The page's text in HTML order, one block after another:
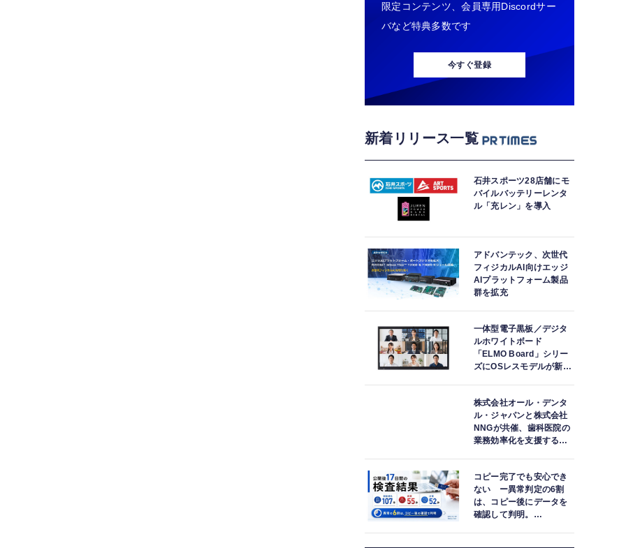
限定コンテンツ、会員専用Discordサー
バなど特典多数です
今すぐ登録
新着リリース一覧
石井スポーツ28店舗にモ
バイルバッテリーレンタ
ル「充レン」を導入
アドバンテック、次世代
フィジカルAI向けエッジ
AIプラットフォーム製品
群を拡充
一体型電子黒板／デジタ
ルホワイトボード
「ELMO Board」シリー
ズにOSレスモデルが新登
株式会社オール・デンタ
ル・ジャパンと株式会社
NNGが共催、歯科医院の
業務効率化を支援する院
紹介
コピー完了でも安心でき
ない ー異常判定の6割
は、コピー後にデータを
確認して判明。